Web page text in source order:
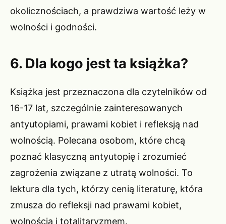
okolicznościach, a prawdziwa wartość leży w
wolności i godności.
6. Dla kogo jest ta książka?
Książka jest przeznaczona dla czytelników od
16-17 lat, szczególnie zainteresowanych
antyutopiami, prawami kobiet i refleksją nad
wolnością. Polecana osobom, które chcą
poznać klasyczną antyutopię i zrozumieć
zagrożenia związane z utratą wolności. To
lektura dla tych, którzy cenią literaturę, która
zmusza do refleksji nad prawami kobiet,
wolnością i totalitaryzmem.